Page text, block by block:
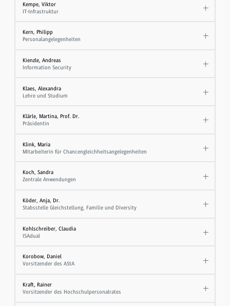
Kempe, Viktor
IT-Infrastruktur
Kern, Philipp
Personalangelegenheiten
Kienzle, Andreas
Information Security
Klaes, Alexandra
Lehre und Studium
Klärle, Martina, Prof. Dr.
Präsidentin
Klink, Maria
Mitarbeiterin für Chancengleichheitsangelegenheiten
Koch, Sandra
Zentrale Anwendungen
Köder, Anja, Dr.
Stabsstelle Gleichstellung, Familie und Diversity
Kohlschreiber, Claudia
ISAdual
Korobow, Daniel
Vorsitzender des AStA
Kraft, Rainer
Vorsitzender des Hochschulpersonalrates